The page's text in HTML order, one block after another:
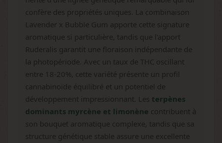
confère des propriétés uniques. La combinaison
Lavender x Bubble Gum apporte cette signature
aromatique si particulière, tandis que l'apport
Ruderalis garantit une floraison indépendante de
la photopériode. Avec un taux de THC oscillant
entre 18-20%, cette variété présente un profil
cannabinoïde équilibré et un potentiel de
développement impressionnant. Les terpènes
dominants myrcène et limonène contribuent à
son bouquet aromatique complexe, tandis que sa
structure génétique stable assure une excellente